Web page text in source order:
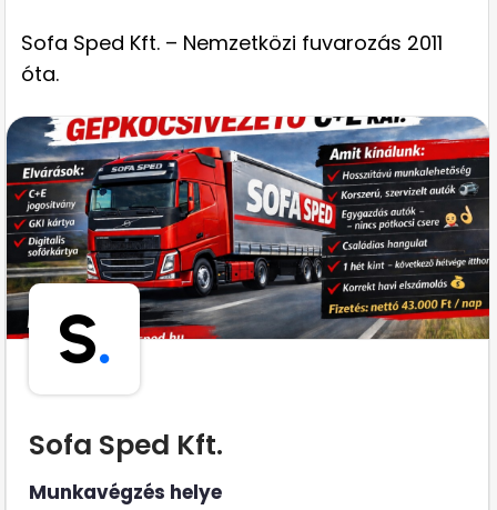
Sofa Sped Kft. – Nemzetközi fuvarozás 2011
óta.
S.
Sofa Sped Kft.
Munkavégzés helye